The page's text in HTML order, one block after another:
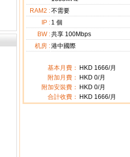
RAM2 :不需要
IP : 1 個
BW :共享 100Mbps
机房 :港中國際
基本月費： HKD 1666/月
附加月費：
HKD 0/月
附加安裝費：
HKD 0/月
合計收費：
HKD 1666/月